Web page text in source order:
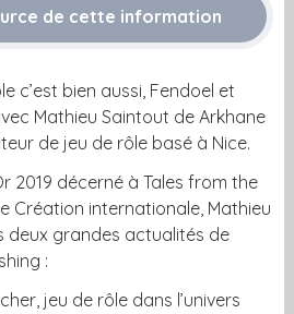
de cette information
c’est bien aussi, Fendoel et
Mathieu Saintout de Arkhane
de jeu de rôle basé à Nice.
2019 décerné à Tales from the
Création internationale, Mathieu
deux grandes actualités de
:
jeu de rôle dans l’univers